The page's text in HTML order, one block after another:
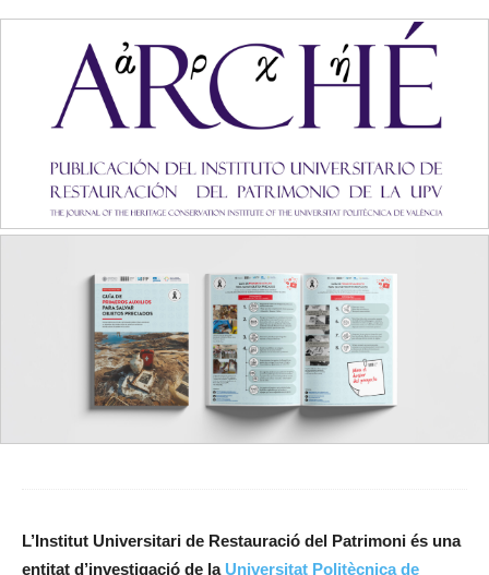
L’Institut Universitari de Restauració del Patrimoni és una
entitat d’investigació de la Universitat Politècnica de